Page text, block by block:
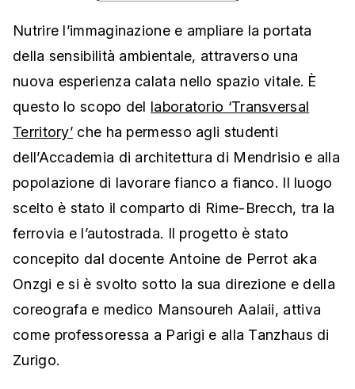
Nutrire l’immaginazione e ampliare la portata
della sensibilità ambientale, attraverso una
nuova esperienza calata nello spazio vitale. È
questo lo scopo del laboratorio ‘Transversal
Territory’ che ha permesso agli studenti
dell’Accademia di architettura di Mendrisio e alla
popolazione di lavorare fianco a fianco. Il luogo
scelto è stato il comparto di Rime-Brecch, tra la
ferrovia e l’autostrada. Il progetto è stato
concepito dal docente Antoine de Perrot aka
Onzgi e si è svolto sotto la sua direzione e della
coreografa e medico Mansoureh Aalaii, attiva
come professoressa a Parigi e alla Tanzhaus di
Zurigo.